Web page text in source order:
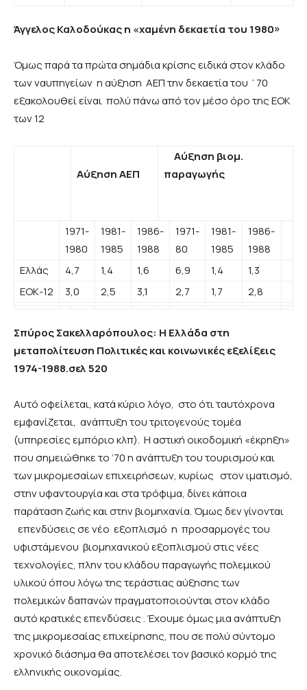
Άγγελος Καλοδούκας η «χαμένη δεκαετία του 1980»
Όμως παρά τα πρώτα σημάδια κρίσης ειδικά στον κλάδο
των ναυπηγείων η αύξηση ΑΕΠ την δεκαετία του ΄70
εξακολουθεί είναι πολύ πάνω από τον μέσο όρο της ΕΟΚ
των 12
Αύξηση ΑΕΠ
Αύξηση βιομ.
παραγωγής
1971-
1980
1981-
1985
1986-
1988
1971-
80
1981-
1985
1986-
1988
Ελλάς
4,7 1,4 1,6 6,9 1,4
1,3
ΕΟΚ-12
3,0 2,5 3,1 2,7 1,7 2,8
Σπύρος Σακελλαρόπουλος: Η Ελλάδα στη
μεταπολίτευση Πολιτικές και κοινωνικές εξελίξεις
1974-1988.σελ 520
Αυτό οφείλεται, κατά κύριο λόγο, στο ότι ταυτόχρονα
εμφανίζεται, ανάπτυξη του τριτογενούς τομέα
(υπηρεσίες εμπόριο κλπ). Η αστική οικοδομική «έκρηξη»
που σημειώθηκε το ‘70 η ανάπτυξη του τουρισμού και
των μικρομεσαίων επιχειρήσεων, κυρίως στον ιματισμό,
στην υφαντουργία και στα τρόφιμα, δίνει κάποια
παράταση ζωής και στην βιομηχανία. Όμως δεν γίνονται
επενδύσεις σε νέο εξοπλισμό η προσαρμογές του
υφιστάμενου βιομηχανικού εξοπλισμού στις νέες
τεχνολογίες, πλην του κλάδου παραγωγής πολεμικού
υλικού όπου λόγω της τεράστιας αύξησης των
πολεμικών δαπανών πραγματοποιούνται στον κλάδο
αυτό κρατικές επενδύσεις . Έχουμε όμως μια ανάπτυξη
της μικρομεσαίας επιχείρησης, που σε πολύ σύντομο
χρονικό διάσημα θα αποτελέσει τον βασικό κορμό της
ελληνικής οικονομίας.